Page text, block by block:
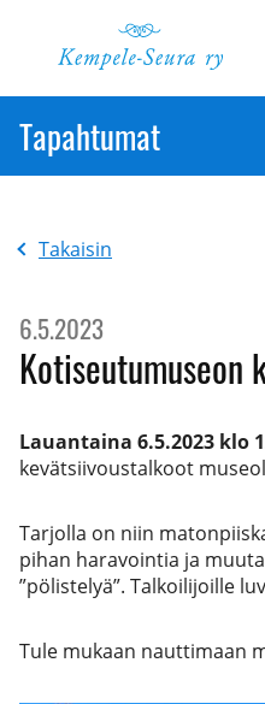
Tapahtumat
Takaisin
6.5.2023
Kotiseutumuseon
Lauantaina 6.5.2023 klo
kevätsiivoustalkoot
Tarjolla on niin
pihan haravointia ja
”pölistelyä”. Talkoilijoille
Tule mukaan nauttimaan